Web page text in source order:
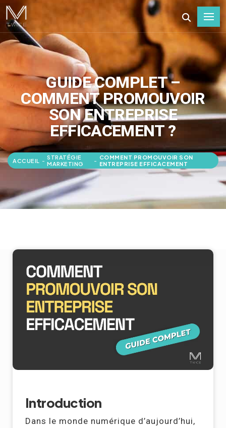
GUIDE COMPLET –
COMMENT PROMOUVOIR
SON ENTREPRISE
EFFICACEMENT ?
ACCUEIL - STRATÉGIE
MARKETING
- COMMENT PROMOUVOIR SON
ENTREPRISE EFFICACEMENT
Introduction
Dans le monde numérique d’aujourd’hui,